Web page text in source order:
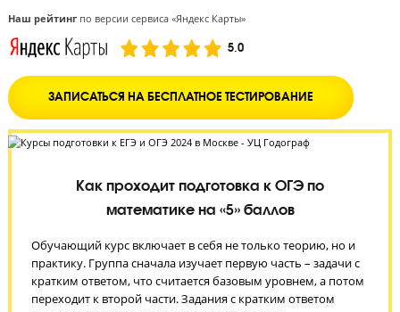
Наш рейтингпо версии сервиса «Яндекс Карты»
ЗАПИСАТЬСЯ НА БЕСПЛАТНОЕ ТЕСТИРОВАНИЕ
математике на «5» баллов
Обучающий курс включает в себя не только теорию, но и